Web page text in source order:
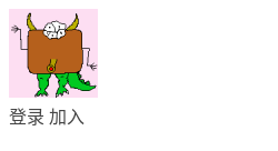
登录 加入